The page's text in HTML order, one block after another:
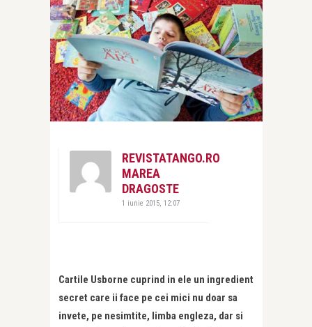
REVISTATANGO.RO
MAREA
DRAGOSTE
1 iunie 2015, 12:07
Cartile Usborne cuprind in ele un ingredient
secret care ii face pe cei mici nu doar sa
invete, pe nesimtite, limba engleza, dar si